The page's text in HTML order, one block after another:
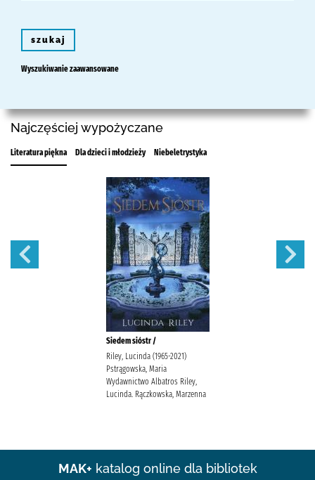
szukaj
Wyszukiwanie zaawansowane
Najczęściej wypożyczane
Literatura piękna Dla dzieci i młodzieży Niebeletrystyka
Siedem sióstr /
Riley, Lucinda (1965-2021)
Pstrągowska, Maria
Wydawnictwo Albatros Riley,
Lucinda. Rączkowska, Marzenna
MAK+ katalog online dla bibliotek